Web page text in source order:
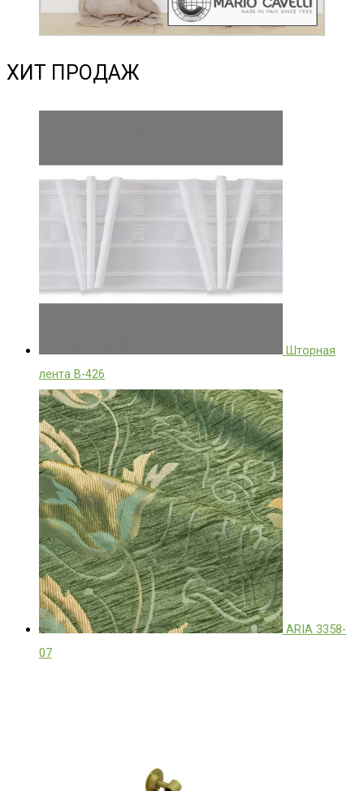
ХИТ ПРОДАЖ
Шторная
лента B-426
ARIA 3358-
07